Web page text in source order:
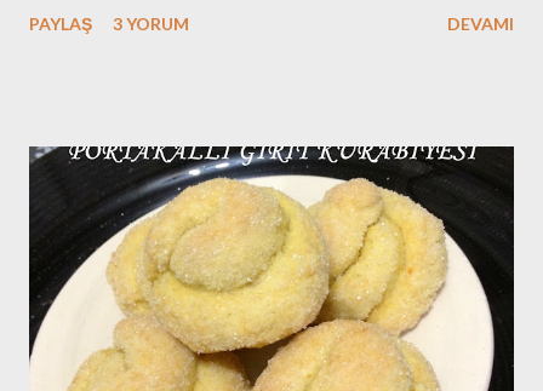
değil.Ara da bir soğuyor kışın varlığını hissettiriyor sonra
onların doğasında bu var çünkü!! Ben burada yeni yazımı
hazırlarken eşim de Galatasaray-Akhisarspor maçını izliyor diğer
tarafta. Fenerbahçe taraftarı olduğunu da belirteyim bu arada😊
Yan gözle baktım An itibariyle 1-0 yeniliyor Galatasaray 😊Yazımı
tamamladığımda maç sonucunu iletirim merak etmeyin😉😉Milli
maçlar dışında ki maçlar çok ilgimi çekmiyor anladığınız üzere.. ...
PAYLAŞ 3 YORUM DEVAMI